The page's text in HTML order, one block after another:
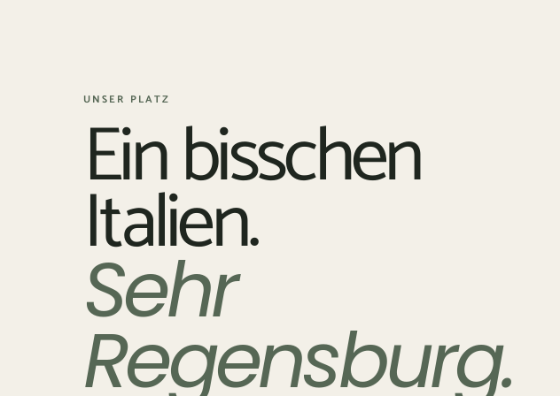
UNSER PLATZ
Ein bisschen
Italien.
Sehr
Regensburg.